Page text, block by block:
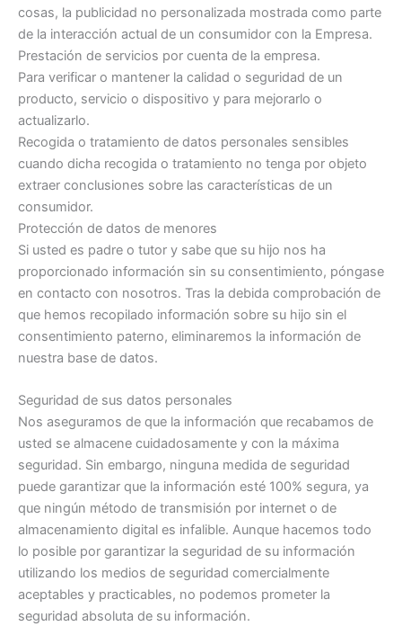
cosas, la publicidad no personalizada mostrada como parte
de la interacción actual de un consumidor con la Empresa.
Prestación de servicios por cuenta de la empresa.
Para verificar o mantener la calidad o seguridad de un
producto, servicio o dispositivo y para mejorarlo o
actualizarlo.
Recogida o tratamiento de datos personales sensibles
cuando dicha recogida o tratamiento no tenga por objeto
extraer conclusiones sobre las características de un
consumidor.
Protección de datos de menores
Si usted es padre o tutor y sabe que su hijo nos ha
proporcionado información sin su consentimiento, póngase
en contacto con nosotros. Tras la debida comprobación de
que hemos recopilado información sobre su hijo sin el
consentimiento paterno, eliminaremos la información de
nuestra base de datos.
Seguridad de sus datos personales
Nos aseguramos de que la información que recabamos de
usted se almacene cuidadosamente y con la máxima
seguridad. Sin embargo, ninguna medida de seguridad
puede garantizar que la información esté 100% segura, ya
que ningún método de transmisión por internet o de
almacenamiento digital es infalible. Aunque hacemos todo
lo posible por garantizar la seguridad de su información
utilizando los medios de seguridad comercialmente
aceptables y practicables, no podemos prometer la
seguridad absoluta de su información.